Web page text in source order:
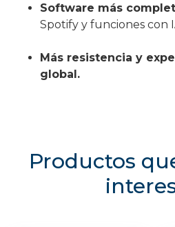
Software más
Spotify y funciones con
Más resistencia y
global.
Productos